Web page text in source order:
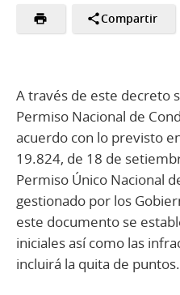
Compartir
A través de este decreto
Permiso Nacional de
acuerdo con lo previsto
19.824, de 18 de
Permiso Único Nacional
gestionado por los
este documento se
iniciales así como las
incluirá la quita de puntos.